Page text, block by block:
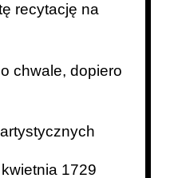
recytację na
chwale, dopiero
1729